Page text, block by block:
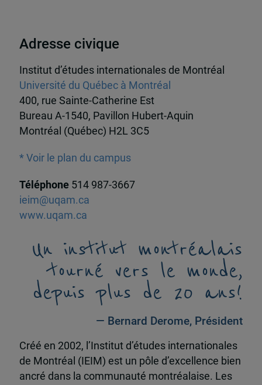
Adresse civique
Institut d’études internationales de Montréal
Université du Québec à Montréal
400, rue Sainte-Catherine Est
Bureau A-1540, Pavillon Hubert-Aquin
Montréal (Québec) H2L 3C5
* Voir le plan du campus
Téléphone 514 987-3667
ieim@uqam.ca
www.uqam.ca
Un institut montréalais
tourné vers le monde,
depuis plus de 20 ans!
— Bernard Derome, Président
Créé en 2002, l’Institut d’études internationales
de Montréal (IEIM) est un pôle d’excellence bien
ancré dans la communauté montréalaise. Les